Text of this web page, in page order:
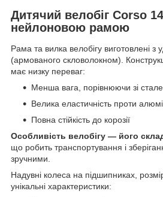
Дитячий велобіг Corso
нейлоновою рамою
Рама та вилка велобігу виготовлені з
(армованого скловолокном).
має низку переваг:
Менша вага, порівнюючи зі
Велика еластичність проти
Повна стійкість до корозії
Особливість велобігу — його
що робить транспортування і
зручними.
Надувні колеса на підшипниках,
унікальні характеристики: